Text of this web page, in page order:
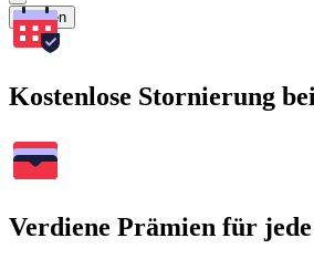
Suchen
Kostenlose Stornierung
Verdiene Prämien für